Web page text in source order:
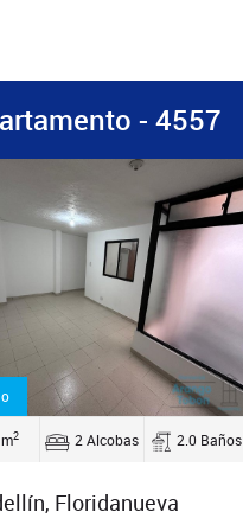
- 4556
2 3 Alcobas 2.0 Baños
La Doctora